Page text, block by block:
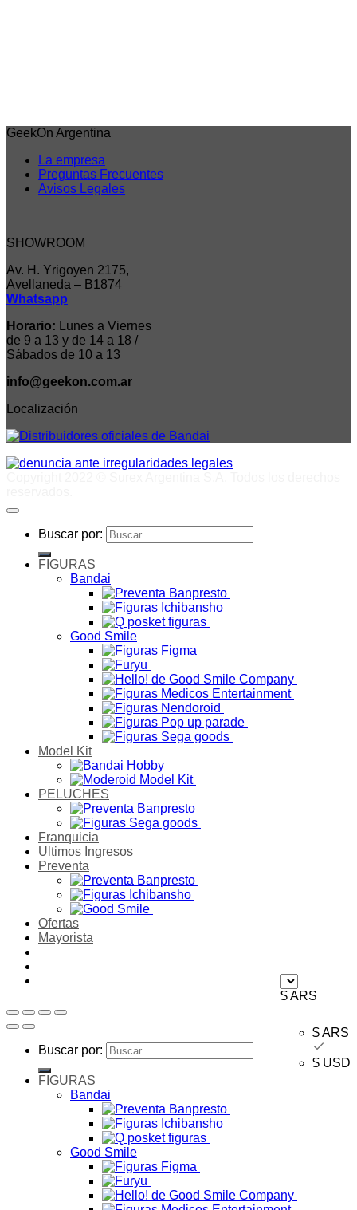
GeekOn Argentina
La empresa
Preguntas Frecuentes
Avisos Legales
SHOWROOM
Av. H. Yrigoyen 2175,
Avellaneda – B1874
Whatsapp
Horario: Lunes a Viernes
de 9 a 13 y de 14 a 18 /
Sábados de 10 a 13
info@geekon.com.ar
Localización
Buscar por:
FIGURAS
Bandai
Good Smile
Model Kit
PELUCHES
Franquicia
Ultimos Ingresos
Preventa
Ofertas
Mayorista
$ ARS
$ ARS
$ USD
Buscar por:
FIGURAS
Bandai
Good Smile